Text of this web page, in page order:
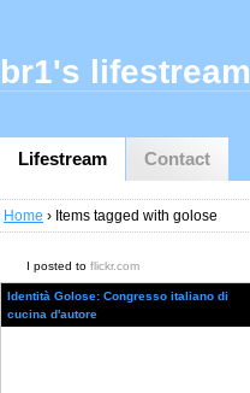
Lifestream Contact
br1's lifestream
Home › Items tagged with golose
I posted to flickr.com
Identità Golose: Congresso italiano di
cucina d'autore